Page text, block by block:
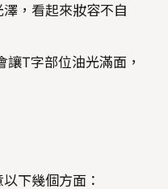
，看起來妝容不自
讓T字部位油光滿面，
下幾個方面：